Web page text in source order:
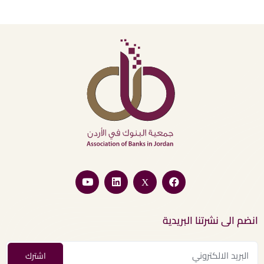
انضم الى نشرتنا البريدية